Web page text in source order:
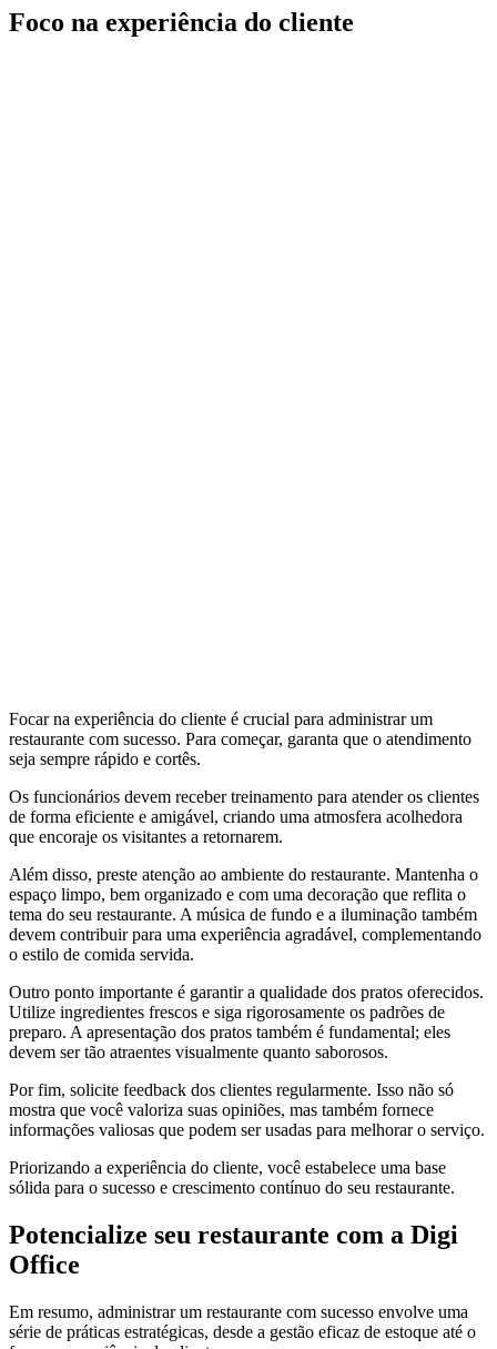
Foco na experiência do cliente
Focar na experiência do cliente é crucial para administrar um
restaurante com sucesso. Para começar, garanta que o atendimento
seja sempre rápido e cortês.
Os funcionários devem receber treinamento para atender os clientes
de forma eficiente e amigável, criando uma atmosfera acolhedora
que encoraje os visitantes a retornarem.
Além disso, preste atenção ao ambiente do restaurante. Mantenha o
espaço limpo, bem organizado e com uma decoração que reflita o
tema do seu restaurante. A música de fundo e a iluminação também
devem contribuir para uma experiência agradável, complementando
o estilo de comida servida.
Outro ponto importante é garantir a qualidade dos pratos oferecidos.
Utilize ingredientes frescos e siga rigorosamente os padrões de
preparo. A apresentação dos pratos também é fundamental; eles
devem ser tão atraentes visualmente quanto saborosos.
Por fim, solicite feedback dos clientes regularmente. Isso não só
mostra que você valoriza suas opiniões, mas também fornece
informações valiosas que podem ser usadas para melhorar o serviço.
Priorizando a experiência do cliente, você estabelece uma base
sólida para o sucesso e crescimento contínuo do seu restaurante.
Potencialize seu restaurante com a Digi
Office
Em resumo, administrar um restaurante com sucesso envolve uma
série de práticas estratégicas, desde a gestão eficaz de estoque até o